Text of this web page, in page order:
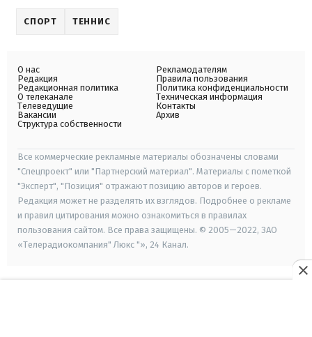
СПОРТ ТЕННИС
О нас
Редакция
Редакционная политика
О телеканале
Телеведущие
Вакансии
Структура собственности
Рекламодателям
Правила пользования
Политика конфиденциальности
Техническая информация
Контакты
Архив
Все коммерческие рекламные материалы обозначены словами
"Спецпроект" или "Партнерский материал". Материалы с пометкой
"Эксперт", "Позиция" отражают позицию авторов и героев.
Редакция может не разделять их взглядов. Подробнее о рекламе
и правил цитирования можно ознакомиться в правилах
пользования сайтом. Все права защищены. © 2005—2022, ЗАО
«Телерадиокомпания" Люкс "», 24 Канал.